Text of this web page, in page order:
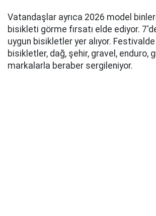
Vatandaşlar ayrıca 2026 model
bisikleti görme fırsatı elde ediyor.
uygun bisikletler yer alıyor.
bisikletler, dağ, şehir, gravel, enduro,
markalarla beraber sergileniyor.